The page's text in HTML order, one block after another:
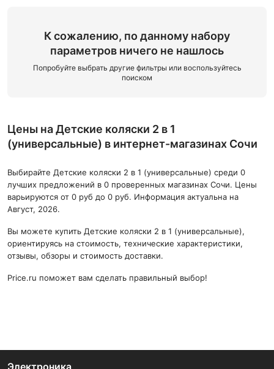
К сожалению, по данному набору
параметров ничего не нашлось
Попробуйте выбрать другие фильтры или воспользуйтесь
поиском
Цены на Детские коляски 2 в 1
(универсальные) в интернет-магазинах Сочи
Выбирайте Детские коляски 2 в 1 (универсальные) среди 0
лучших предложений в 0 проверенных магазинах Сочи. Цены
варьируются от 0 руб до 0 руб. Информация актуальна на
Август, 2026.
Вы можете купить Детские коляски 2 в 1 (универсальные),
ориентируясь на стоимость, технические характеристики,
отзывы, обзоры и стоимость доставки.
Price.ru поможет вам сделать правильный выбор!
Электроника